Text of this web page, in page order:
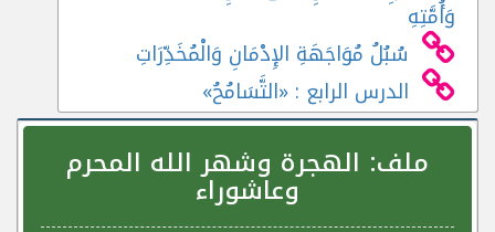
وَأُمَّتِهِ
سُبُلُ مُوَاجَهَةِ الإِدْمَانِ وَالْمُخَدِّرَاتِ
الدرس الرابع : «التَّسَامُحُ»
ملف: الهجرة وشهر الله المحرم
وعاشوراء